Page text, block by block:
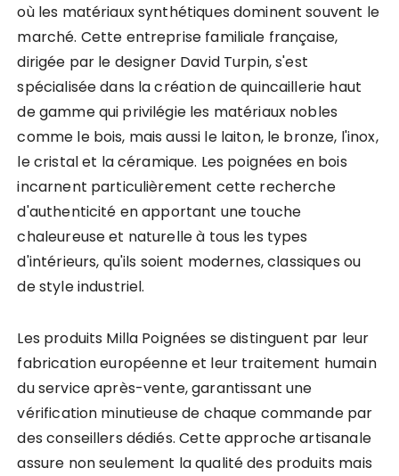
où les matériaux synthétiques dominent souvent le
marché. Cette entreprise familiale française,
dirigée par le designer David Turpin, s'est
spécialisée dans la création de quincaillerie haut
de gamme qui privilégie les matériaux nobles
comme le bois, mais aussi le laiton, le bronze, l'inox,
le cristal et la céramique. Les poignées en bois
incarnent particulièrement cette recherche
d'authenticité en apportant une touche
chaleureuse et naturelle à tous les types
d'intérieurs, qu'ils soient modernes, classiques ou
de style industriel.
Les produits Milla Poignées se distinguent par leur
fabrication européenne et leur traitement humain
du service après-vente, garantissant une
vérification minutieuse de chaque commande par
des conseillers dédiés. Cette approche artisanale
assure non seulement la qualité des produits mais